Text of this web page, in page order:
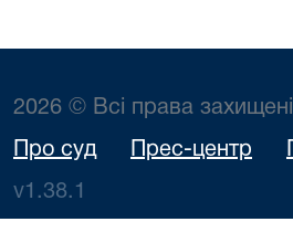
2026 © Всі права захищені
Про суд Прес-центр
v1.38.1